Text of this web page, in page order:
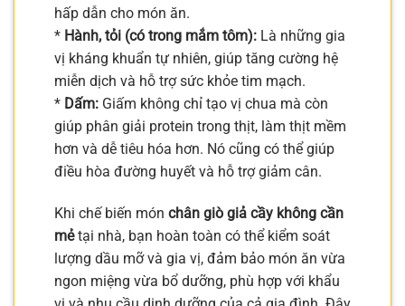
hấp dẫn cho món ăn.
* Hành, tỏi (có trong mắm tôm): Là những gia
vị kháng khuẩn tự nhiên, giúp tăng cường hệ
miễn dịch và hỗ trợ sức khỏe tim mạch.
* Dấm: Giấm không chỉ tạo vị chua mà còn
giúp phân giải protein trong thịt, làm thịt mềm
hơn và dễ tiêu hóa hơn. Nó cũng có thể giúp
điều hòa đường huyết và hỗ trợ giảm cân.
Khi chế biến món chân giò giả cầy không cần
mẻtại nhà, bạn hoàn toàn có thể kiểm soát
lượng dầu mỡ và gia vị, đảm bảo món ăn vừa
ngon miệng vừa bổ dưỡng, phù hợp với khẩu